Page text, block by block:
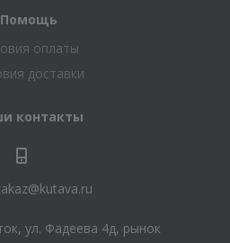
Помощь
оплаты
доставки
контакты
ул. Фадеева 4д, рынок